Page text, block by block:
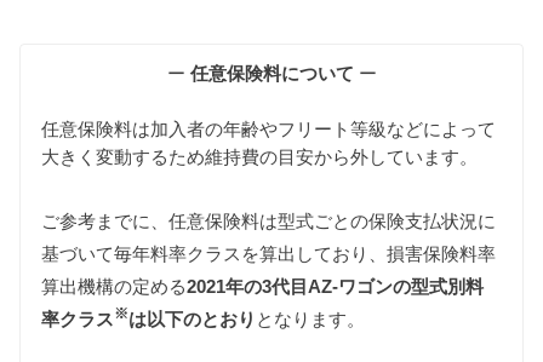
維持費の算出根拠
自動車税
3代目AZ-ワゴンは軽自動車ですので660cc以下の課税
クラスとなります。
ー 任意保険料について ー
任意保険料は加入者の年齢やフリート等級などによって
大きく変動するため維持費の目安から外しています。
ご参考までに、任意保険料は型式ごとの保険支払状況に
基づいて毎年料率クラスを算出しており、損害保険料率
算出機構の定める2021年の3代目AZ-ワゴンの型式別料
率クラス※は以下のとおり となります。